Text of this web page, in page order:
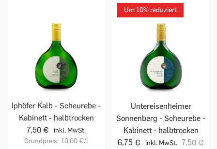
Iphöfer Kalb - Scheurebe -
Kabinett - halbtrocken
7,50 €
inkl. MwSt.
Grundpreis: 10,00 €/l
Um 10% reduziert
Untereisenheimer
Sonnenberg - Scheurebe -
Kabinett - halbtrocken
6,75 €
inkl. MwSt. 7,50 €